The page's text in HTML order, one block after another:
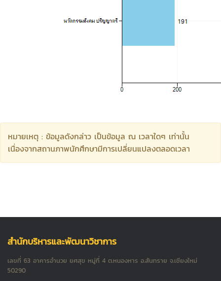
หมายเหตุ : ข้อมูลดังกล่าว เป็นข้อมูล ณ เวลาใดๆ เท่านั้น
เนื่องจากสถานภาพนักศึกษามีการเปลี่ยนแปลงตลอดเวลา
สำนักบริหารและพัฒนาวิชาการ
เลขที่ 63 อาคารอำนวย ยศสุข หมู่ที่ 4 ต.หนองหาร อ.สันทราย จ.เชียงใหม่
50290